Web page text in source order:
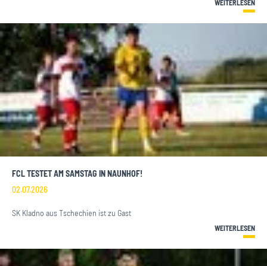
WEITERLESEN
FCL TESTET AM SAMSTAG IN NAUNHOF!
02.07.2026
SK Kladno aus Tschechien ist zu Gast
WEITERLESEN